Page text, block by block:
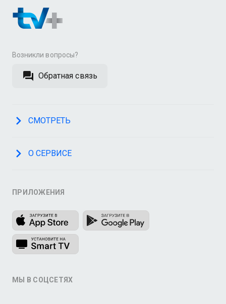
Возникли вопросы?
Обратная связь
СМОТРЕТЬ
О СЕРВИСЕ
ПРИЛОЖЕНИЯ
МЫ В СОЦСЕТЯХ